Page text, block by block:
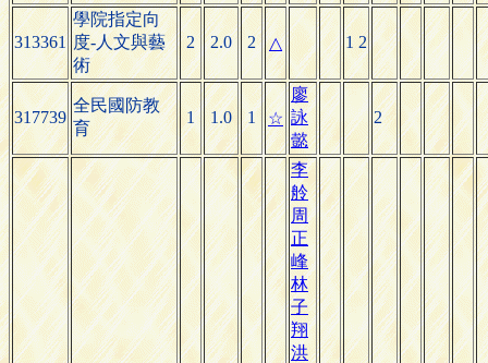
313361
學院指定向
度-人文與藝
術
2 2.0 2 △ 1 2
317739
全民國防教
育
1 1.0 1 ☆
廖
詠
懿
2
李
舲
周
正
峰
林
子
翔
洪